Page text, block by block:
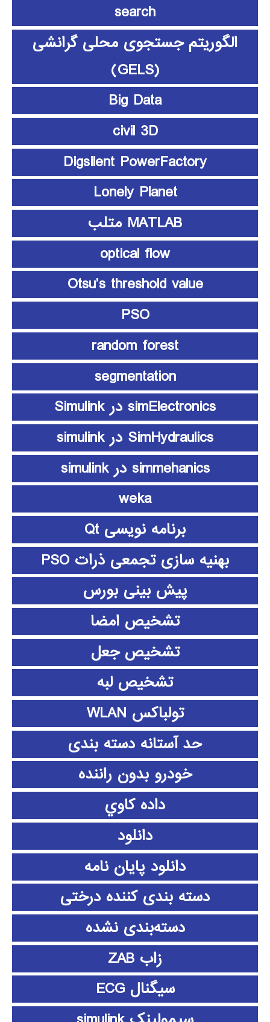
search
الگوریتم جستجوی محلی گرانشی
(GELS)
Big Data
civil 3D
Digsilent PowerFactory
Lonely Planet
MATLAB متلب
optical flow
Otsu’s threshold value
PSO
random forest
segmentation
simElectronics در Simulink
SimHydraulics در simulink
simmehanics در simulink
weka
برنامه نویسی Qt
بهنیه سازی تجمعی ذرات PSO
پیش بینی بورس
تشخیص امضا
تشخیص جعل
تشخیص لبه
تولباکس WLAN
حد آستانه دسته بندی
خودرو بدون راننده
داده كاوي
دانلود
دانلود پايان نامه
دسته بندی کننده درختی
دسته‌بندی نشده
زاب ZAB
سیگنال ECG